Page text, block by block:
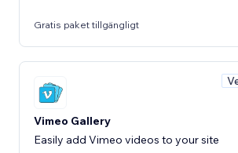
Gratis paket tillgängligt
Vimeo Gallery
Easily add Vimeo videos to your site